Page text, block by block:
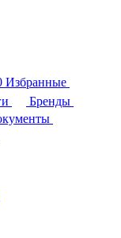
Избранные
Бренды